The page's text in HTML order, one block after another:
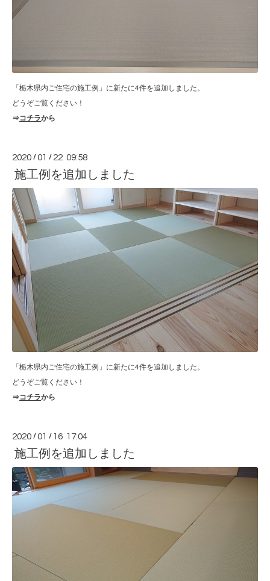
「栃木県内ご住宅の施工例」に新たに4件を追加しました。
どうぞご覧ください！
⇒コチラから
2020 /01 / 22 09:58
施工例を追加しました
「栃木県内ご住宅の施工例」に新たに4件を追加しました。
どうぞご覧ください！
⇒コチラから
2020 /01 / 16 17:04
施工例を追加しました